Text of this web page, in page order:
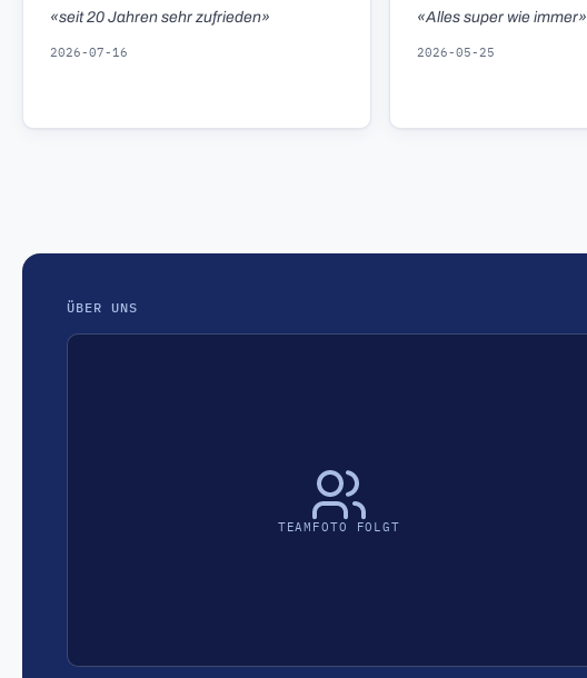
«seit 20 Jahren sehr zufrieden»
2026-07-16
«Alles super wie immer»
2026-05-25
ÜBER UNS
TEAMFOTO FOLGT